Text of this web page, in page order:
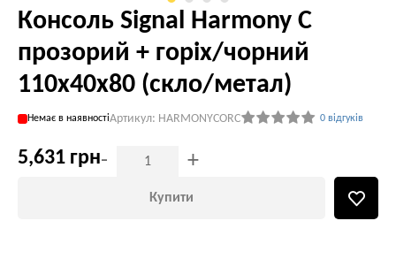
Консоль Signal Harmony С
прозорий + горіх/чорний
110х40х80 (скло/метал)
Немає в наявностіАртикул: HARMONYCORC 0 відгуків
5,631 грн- +
Купити